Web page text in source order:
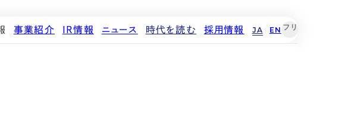
事業紹介 IR情報 ニュース 時代を読む 採用情報 JA EN